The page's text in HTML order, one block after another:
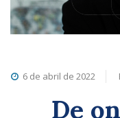
6 de abril de 2022
De